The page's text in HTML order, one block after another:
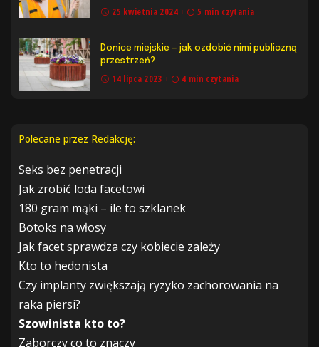
25 kwietnia 2024 5 min czytania
Donice miejskie — jak ozdobić nimi publiczną
przestrzeń?
14 lipca 2023 4 min czytania
Polecane przez Redakcję:
Seks bez penetracji
Jak zrobić loda facetowi
180 gram mąki – ile to szklanek
Botoks na włosy
Jak facet sprawdza czy kobiecie zależy
Kto to hedonista
Czy implanty zwiększają ryzyko zachorowania na
raka piersi?
Szowinista kto to?
Zaborczy co to znaczy